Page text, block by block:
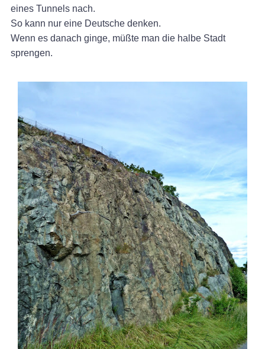
eines Tunnels nach.
So kann nur eine Deutsche denken.
Wenn es danach ginge, müßte man die halbe Stadt
sprengen.